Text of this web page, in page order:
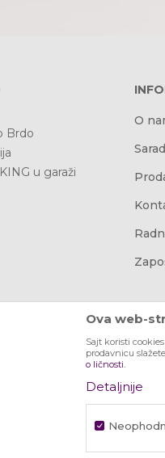
Brdo
u garaži
O
Ova web-
Sajt koristi
prodavnicu
o ličnosti.
Detaljnije